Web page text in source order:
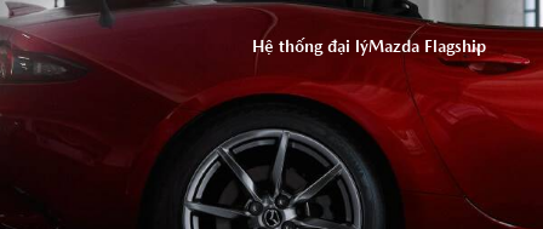
ĐỒNG Ý Hệ thống đại lýMazda Flagship
ỨNG DỤNG THACO AUTO SERVICES